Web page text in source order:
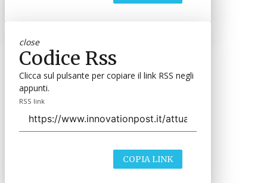
close
Codice Rss
Clicca sul pulsante per copiare il link RSS negli
appunti.
RSS link
COPIA LINK